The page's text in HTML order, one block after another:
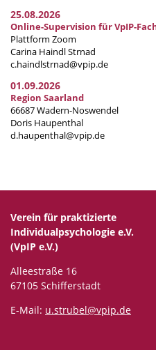
25.08.2026
Online-Supervision für VpIP-
Plattform Zoom
Carina Haindl Strnad
c.haindlstrnad@vpip.de
01.09.2026
Region Saarland
66687 Wadern-Noswendel
Doris Haupenthal
d.haupenthal@vpip.de
Verein für praktizierte
Individualpsychologie e.V.
(VpIP e.V.)
Alleestraße 16
67105 Schifferstadt
E-Mail: u.strubel@vpip.de